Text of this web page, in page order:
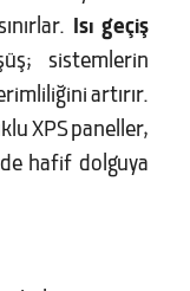
Isı geçiş
sistemlerin
artırır.
XPS paneller,
hafif dolguya